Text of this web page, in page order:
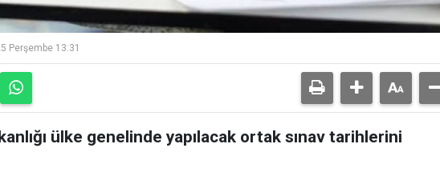
Perşembe 13:31
ülke genelinde yapılacak ortak sınav tarihlerini